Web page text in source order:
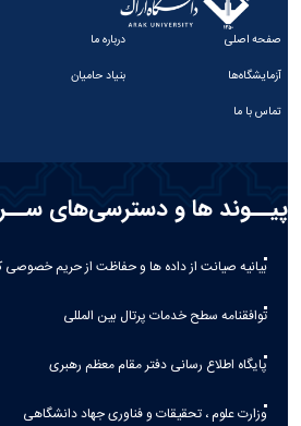
صفحه اصلی درباره ما
آزمایشگاه‌ها
بنیاد حامیان
تماس با ما
پیــوند ها و دسترسی‌های
بیانیه صيانت از داده ها و حفاظت از حريم خصوصی
توافقنامه سطح خدمات پرتال بین المللی
پایگاه اطلاع رسانی دفتر مقام معظم رهبری
وزارت علوم ، تحقیقات و فناوری جهاد دانشگاهی